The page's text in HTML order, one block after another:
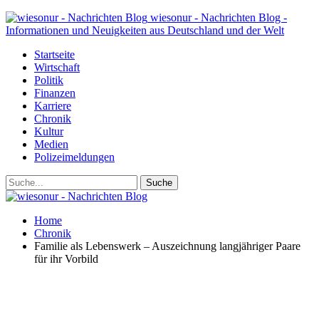
wiesonur - Nachrichten Blog -
Informationen und Neuigkeiten aus Deutschland und der Welt
Startseite
Wirtschaft
Politik
Finanzen
Karriere
Chronik
Kultur
Medien
Polizeimeldungen
Home
Chronik
Familie als Lebenswerk – Auszeichnung langjähriger Paare
für ihr Vorbild